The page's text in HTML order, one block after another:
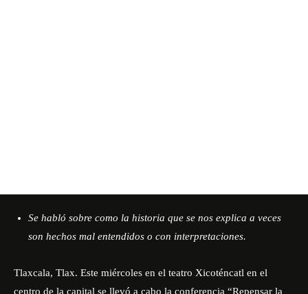
Se habló sobre como la historia que se nos explica a veces
son hechos mal entendidos o con interpretaciones.
Tlaxcala, Tlax. Este miércoles en el teatro Xicoténcatl en el
centro de la capital se llevó a cabo la conferencia “Repensar la